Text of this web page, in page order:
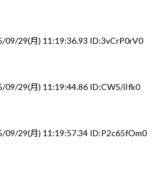
09/29(月) 11:19:36.93 ID:3vCrP0rV0
09/29(月) 11:19:44.86 ID:CW5/iIfk0
09/29(月) 11:19:57.34 ID:P2c65fOm0